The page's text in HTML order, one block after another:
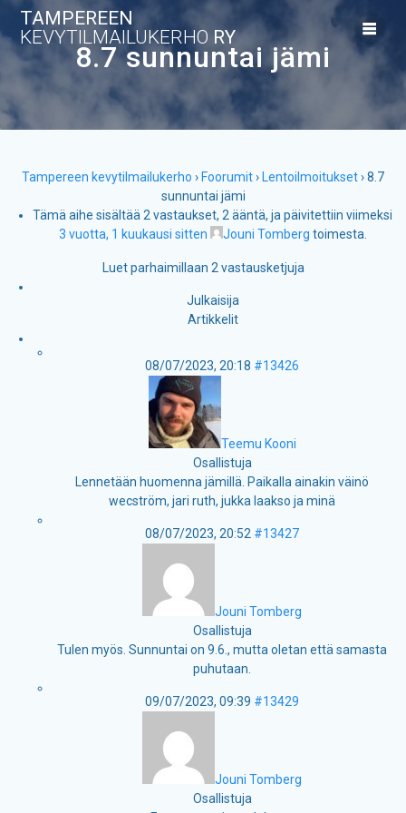
to
content
TAMPEREEN
KEVYTILMAILUKERHO RY
8.7 sunnuntai jämi
Tampereen kevytilmailukerho › Foorumit› Lentoilmoitukset›8.7
sunnuntai jämi
Tämä aihe sisältää 2 vastaukset, 2 ääntä, ja päivitettiin viimeksi
3 vuotta, 1 kuukausi sitten
Jouni Tomberg toimesta.
Luet parhaimillaan 2 vastausketjuja
Julkaisija
Artikkelit
08/07/2023, 20:18 #13426
Teemu Kooni
Osallistuja
Lennetään huomenna jämillä. Paikalla ainakin väinö
wecström, jari ruth, jukka laakso ja minä
08/07/2023, 20:52 #13427
Jouni Tomberg
Osallistuja
Tulen myös. Sunnuntai on 9.6., mutta oletan että samasta
puhutaan.
09/07/2023, 09:39 #13429
Jouni Tomberg
Osallistuja